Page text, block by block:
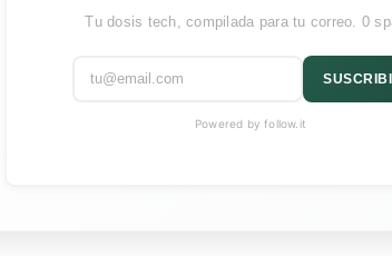
Tu dosis tech, compilada para tu correo. 0
Powered by follow.it